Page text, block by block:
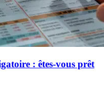
: êtes-vous prêt